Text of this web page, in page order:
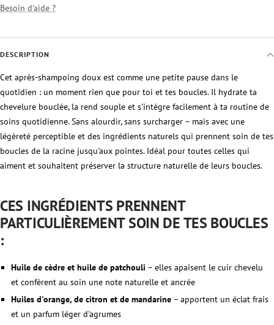
Besoin d'aide ?
DESCRIPTION
Cet après-shampoing doux est comme une petite pause dans le
quotidien : un moment rien que pour toi et tes boucles. Il hydrate ta
chevelure bouclée, la rend souple et s'intègre facilement à ta routine de
soins quotidienne. Sans alourdir, sans surcharger – mais avec une
légèreté perceptible et des ingrédients naturels qui prennent soin de tes
boucles de la racine jusqu'aux pointes. Idéal pour toutes celles qui
aiment et souhaitent préserver la structure naturelle de leurs boucles.
CES INGRÉDIENTS PRENNENT
PARTICULIÈREMENT SOIN DE TES BOUCLES
:
Huile de cèdre et huile de patchouli – elles apaisent le cuir chevelu
et confèrent au soin une note naturelle et ancrée
Huiles d'orange, de citron et de mandarine– apportent un éclat frais
et un parfum léger d'agrumes